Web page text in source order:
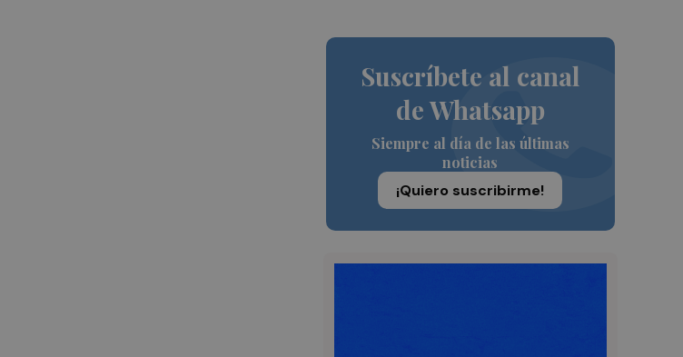
Suscríbete al canal
de Whatsapp
Siempre al día de las últimas
noticias
¡Quiero suscribirme!